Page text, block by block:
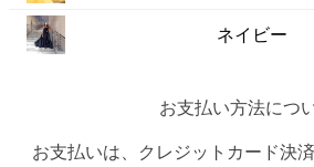
ネイビー
お支払い方法につ
お支払いは、クレジットカード決